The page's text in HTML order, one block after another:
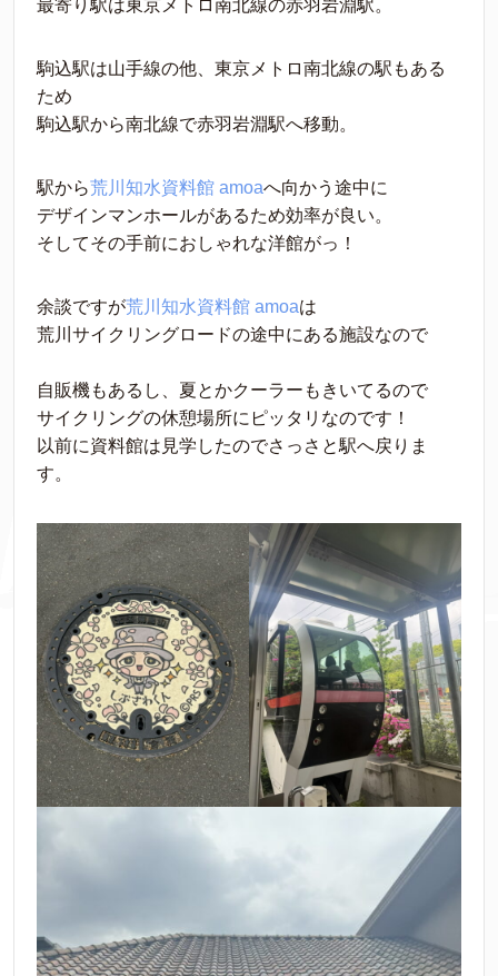
最寄り駅は東京メトロ南北線の赤羽岩淵駅。
駒込駅は山手線の他、東京メトロ南北線の駅もある
ため
駒込駅から南北線で赤羽岩淵駅へ移動。
駅から荒川知水資料館 amoaへ向かう途中に
デザインマンホールがあるため効率が良い。
そしてその手前におしゃれな洋館がっ！
余談ですが荒川知水資料館 amoaは
荒川サイクリングロードの途中にある施設なので
自販機もあるし、夏とかクーラーもきいてるので
サイクリングの休憩場所にピッタリなのです！
以前に資料館は見学したのでさっさと駅へ戻りま
す。